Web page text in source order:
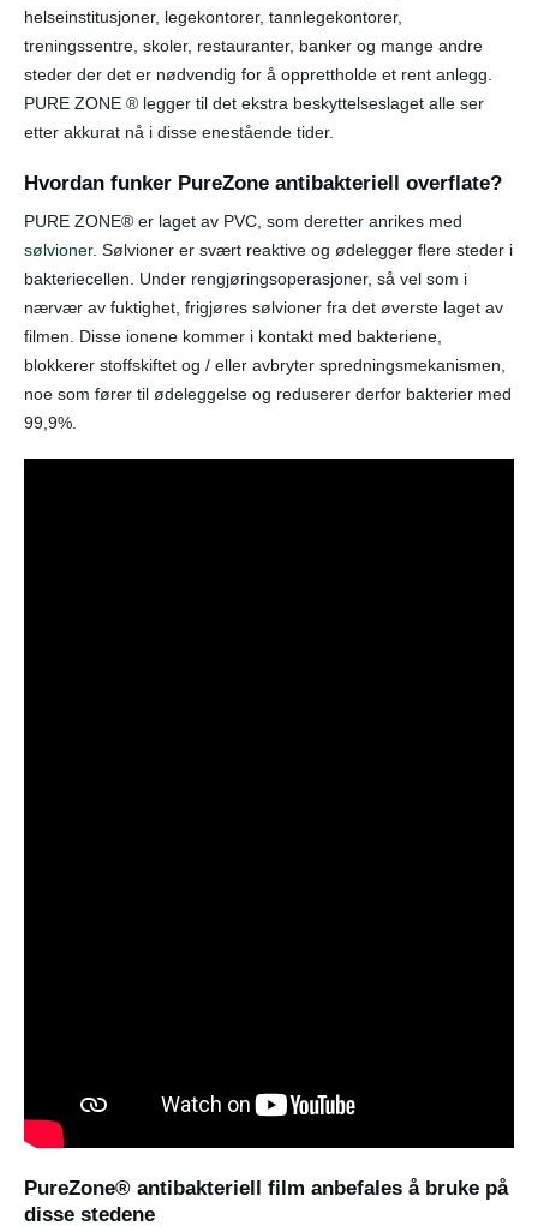
helseinstitusjoner, legekontorer, tannlegekontorer,
treningssentre, skoler, restauranter, banker og mange andre
steder der det er nødvendig for å opprettholde et rent anlegg.
PURE ZONE ® legger til det ekstra beskyttelseslaget alle ser
etter akkurat nå i disse enestående tider.
Hvordan funker PureZone antibakteriell overflate?
PURE ZONE® er laget av PVC, som deretter anrikes med
sølvioner. Sølvioner er svært reaktive og ødelegger flere steder i
bakteriecellen. Under rengjøringsoperasjoner, så vel som i
nærvær av fuktighet, frigjøres sølvioner fra det øverste laget av
filmen. Disse ionene kommer i kontakt med bakteriene,
blokkerer stoffskiftet og / eller avbryter spredningsmekanismen,
noe som fører til ødeleggelse og reduserer derfor bakterier med
99,9%.
PureZone® antibakteriell film anbefales å bruke på
disse stedene